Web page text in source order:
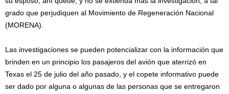
grado que perjudiquen al Movimiento de Regeneración Nacional
(MORENA).
Las investigaciones se pueden potencializar con la información que
brinden en un principio los pasajeros del avión que aterrizó en
Texas el 25 de julio del año pasado, y el copete informativo puede
ser dado por alguna o algunas de las personas que se entregaron